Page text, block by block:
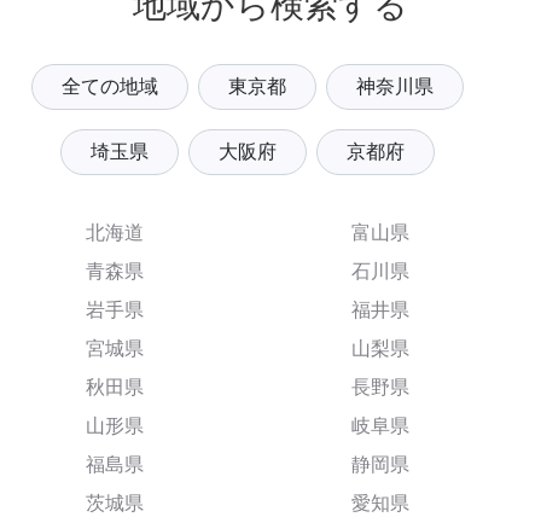
全ての地域 東京都 神奈川県
埼玉県 大阪府 京都府
北海道
青森県
岩手県
宮城県
秋田県
山形県
福島県
茨城県
富山県
石川県
福井県
山梨県
長野県
岐阜県
静岡県
愛知県